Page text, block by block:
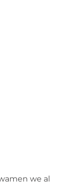
we al